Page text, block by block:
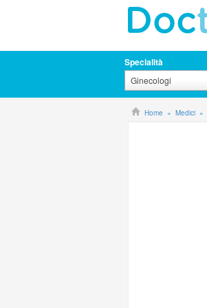
Specialità
Ginecologi
Home Medici